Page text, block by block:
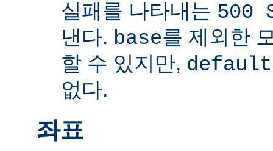
실패를 나타내는 500
낸다. base를 제외한
할 수 있지만, default
없다.
좌표